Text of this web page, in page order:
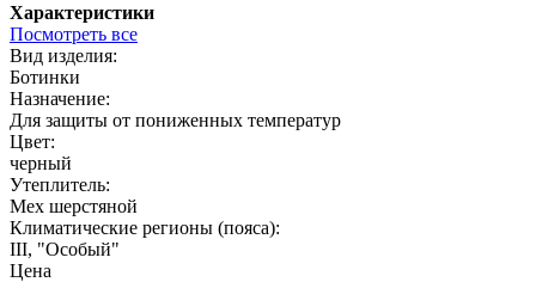
Характеристики
Посмотреть все
Вид изделия:
Ботинки
Назначение:
Для защиты от пониженных температур
Цвет:
черный
Утеплитель:
Мех шерстяной
Климатические регионы (пояса):
III, "Особый"
Цена